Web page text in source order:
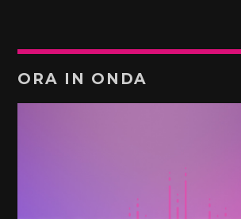
ORA IN ONDA